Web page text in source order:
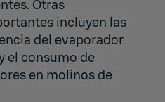
Otras
incluyen las
del evaporador
el consumo de
en molinos de